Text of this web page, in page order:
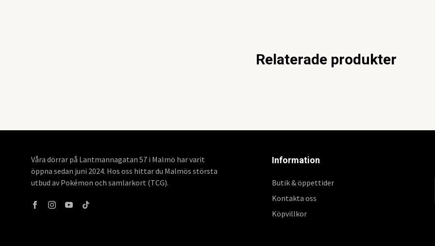
Relaterade produkter
Våra dörrar på Lantmannagatan 57 i Malmö har varit
öppna sedan juni 2024. Hos oss hittar du Malmös största
utbud av Pokémon och samlarkort (TCG).
Information
Butik & öppettider
Kontakta oss
Köpvillkor